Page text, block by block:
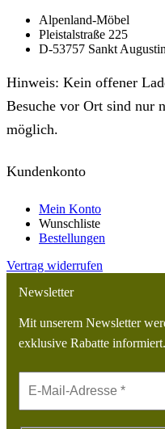
Alpenland-Möbel
Pleistalstraße 225
D-53757 Sankt Augustin
Hinweis: Kein offener
Besuche vor Ort sind nur
möglich.
Kundenkonto
Mein Konto
Wunschliste
Bestellungen
Vertrag widerrufen
Newsletter
Mit unserem Newsletter
exklusive Rabatte